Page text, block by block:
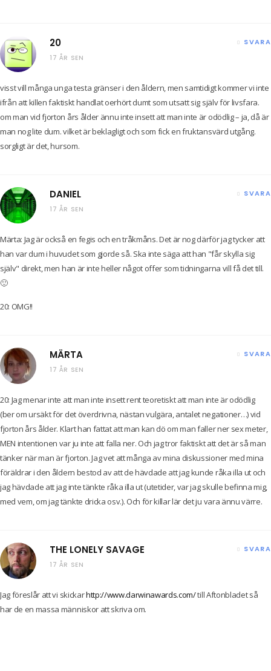
20
17 ÅR SEN
SVARA
visst vill många unga testa gränser i den åldern, men samtidigt kommer vi inte
ifrån att killen faktiskt handlat oerhört dumt som utsatt sig själv för livsfara.
om man vid fjorton års ålder ännu inte insett att man inte är odödlig – ja, då är
man nog lite dum. vilket är beklagligt och som fick en fruktansvärd utgång.
sorgligt är det, hursom.
DANIEL
17 ÅR SEN
SVARA
Märta: Jag är också en fegis och en tråkmåns. Det är nog därför jag tycker att
han var dum i huvudet som gjorde så. Ska inte säga att han "får skylla sig
själv" direkt, men han är inte heller något offer som tidningarna vill få det till.
🙂
20: OMG!!
MÄRTA
17 ÅR SEN
SVARA
20: Jag menar inte att man inte insett rent teoretiskt att man inte är odödlig
(ber om ursäkt för det överdrivna, nästan vulgära, antalet negationer…) vid
fjorton års ålder. Klart han fattat att man kan dö om man faller ner sex meter,
MEN intentionen var ju inte att falla ner. Och jag tror faktiskt att det är så man
tänker när man är fjorton. Jag vet att många av mina diskussioner med mina
föräldrar i den åldern bestod av att de hävdade att jag kunde råka illa ut och
jag hävdade att jag inte tänkte råka illa ut (utetider, var jag skulle befinna mig,
med vem, om jag tänkte dricka osv.). Och för killar lär det ju vara ännu värre.
THE LONELY SAVAGE
17 ÅR SEN
SVARA
Jag föreslår att vi skickarhttp://www.darwinawards.com/till Aftonbladet så
har de en massa människor att skriva om.